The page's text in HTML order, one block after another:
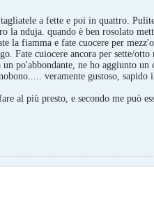
a fette e poi in quattro.
la nduja. quando è ben rosolato
la fiamma e fate cuocere per
Fate cuiocere ancora per sette/
un po'abbondante, ne ho aggiunto
veramente gustoso,
al più presto, e secondo me può